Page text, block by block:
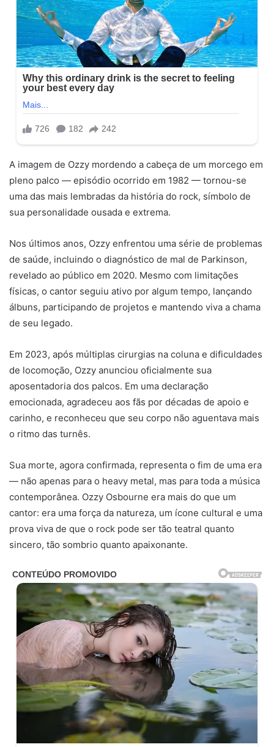
A imagem de Ozzy mordendo a cabeça de um morcego em
pleno palco — episódio ocorrido em 1982 — tornou-se
uma das mais lembradas da história do rock, símbolo de
sua personalidade ousada e extrema.
Nos últimos anos, Ozzy enfrentou uma série de problemas
de saúde, incluindo o diagnóstico de mal de Parkinson,
revelado ao público em 2020. Mesmo com limitações
físicas, o cantor seguiu ativo por algum tempo, lançando
álbuns, participando de projetos e mantendo viva a chama
de seu legado.
Em 2023, após múltiplas cirurgias na coluna e dificuldades
de locomoção, Ozzy anunciou oficialmente sua
aposentadoria dos palcos. Em uma declaração
emocionada, agradeceu aos fãs por décadas de apoio e
carinho, e reconheceu que seu corpo não aguentava mais
o ritmo das turnês.
Sua morte, agora confirmada, representa o fim de uma era
— não apenas para o heavy metal, mas para toda a música
contemporânea. Ozzy Osbourne era mais do que um
cantor: era uma força da natureza, um ícone cultural e uma
prova viva de que o rock pode ser tão teatral quanto
sincero, tão sombrio quanto apaixonante.